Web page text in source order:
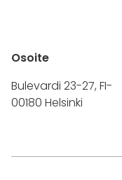
Osoite
Bulevardi 23-27, FI-
00180 Helsinki